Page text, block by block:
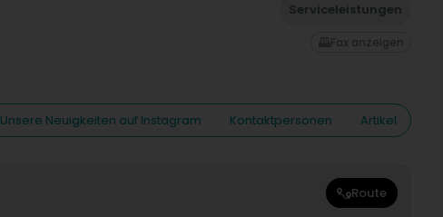
Serviceleistungen
Fax anzeigen
Unsere Neuigkeiten auf Instagram Kontaktpersonen
Artikel
Route